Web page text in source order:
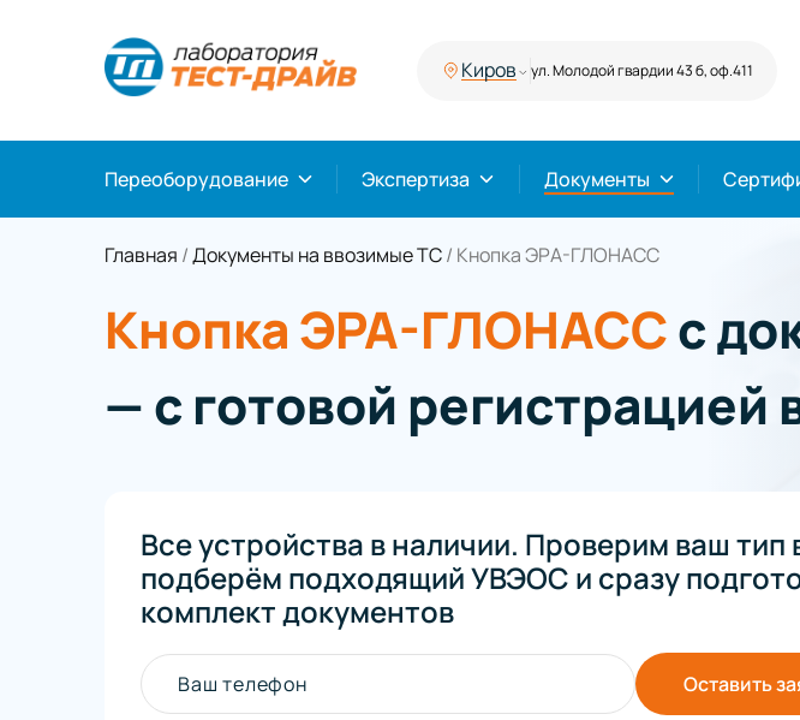
Киров ул. Молодой гвардии 43 б, оф.411
Переоборудование Экспертиза Документы
Главная /Документы на ввозимые ТС/ Кнопка ЭРА-ГЛОНАСС
Кнопка ЭРА-ГЛОНАССс
— с готовой регистрацией
Все устройства в наличии. Проверим ваш тип
подберём подходящий УВЭОС и сразу
комплект документов
Ваш телефон Оставить